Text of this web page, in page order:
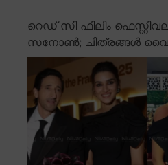
റെഡ് സീ ഫിലിം
സനോൺ; ചിത്രങ്ങൾ